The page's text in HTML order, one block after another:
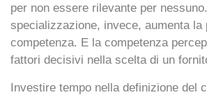
per non essere rilevante per
specializzazione, invece, aumenta la
competenza. E la competenza
fattori decisivi nella scelta di un
Investire tempo nella definizione del